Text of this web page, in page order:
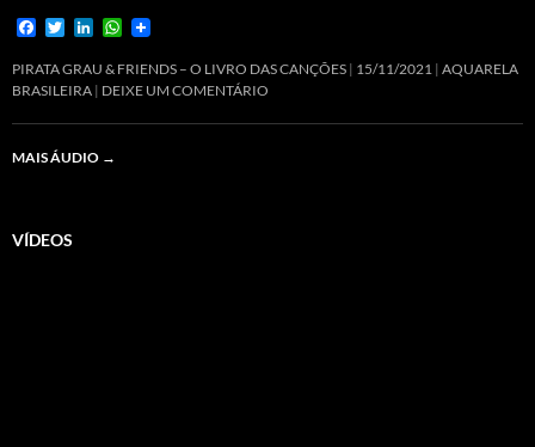
F
c
e
b
o
k
T
i
t
t
e
n
k
e
d
n
W
a
t
s
A
PIRATA GRAU & FRIENDS – O LIVRO DAS CANÇÕES 15/11/2021
AQUARELA
BRASILEIRA DEIXE UM COMENTÁRIO
MAIS ÁUDIO →
VÍDEOS